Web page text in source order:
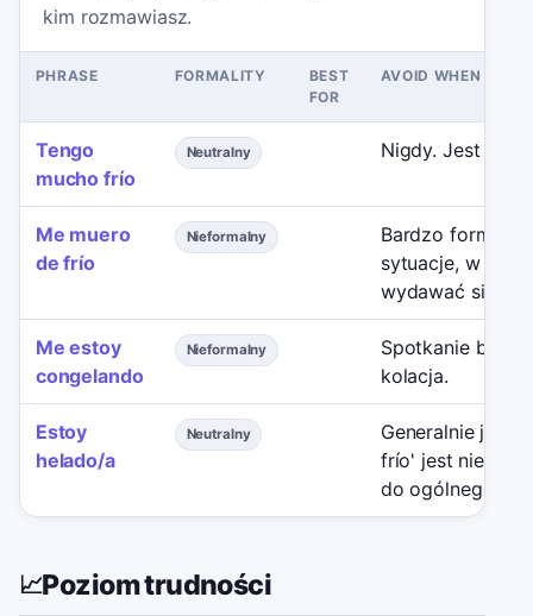
kim rozmawiasz.
PHRASE FORMALITY
BEST
FOR
AVOID WHEN
Tengo
mucho frío
Neutralny Nigdy. Jest
Me muero
de frío
Nieformalny
Bardzo
sytuacje, w
wydawać się nie
Me estoy
congelando
Nieformalny
Spotkanie
kolacja.
Estoy
helado/a
Neutralny
Generalnie jest
frío' jest nieco
do ogólnego
📈Poziom trudności